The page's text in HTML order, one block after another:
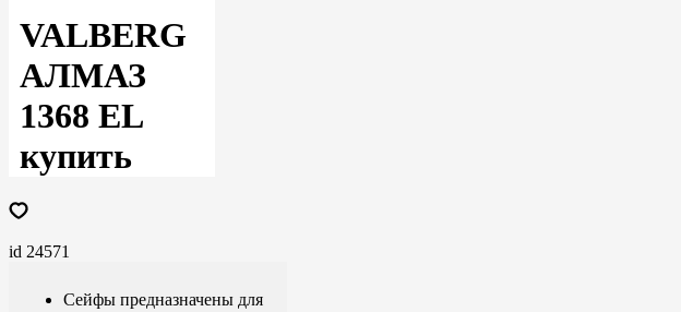
VALBERG
АЛМАЗ
1368 EL
купить
id 24571
Сейфы предназначены для